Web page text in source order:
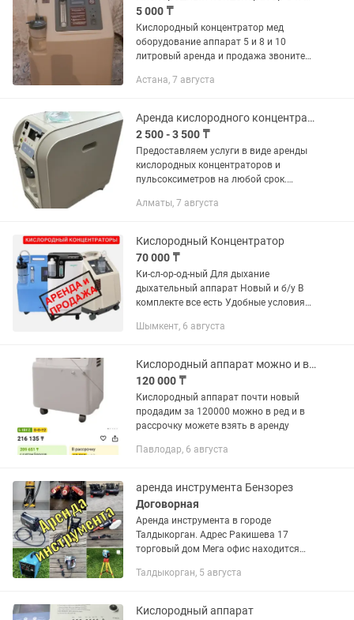
5 000 ₸
Кислородный концентратор мед
оборудование аппарат 5 и 8 и 10
литровый аренда и продажа звоните
Астана, 7 августа
Аренда кислородного концентратора
2 500 - 3 500 ₸
Предоставляем услуги в виде аренды
кислородных концентраторов и
пульсоксиметров на любой срок.
поток от 85% до 98%. 5 литров и 6
Алматы, 7 августа
Кислородный Концентратор
70 000 ₸
Ки-сл-ор-од-ный Для дыхание
дыхательный аппарат Новый и б/у В
комплекте все есть Удобные условия
Подробнее по телефону звоните Ко-нц-
Шымкент, 6 августа
Кислородный аппарат можно и в аренду
120 000 ₸
Кислородный аппарат почти новый
продадим за 120000 можно в ред и в
рассрочку можете взять в аренду
Павлодар, 6 августа
аренда инструмента Бензорез
Договорная
Аренда инструмента в городе
Талдыкорган. Адрес Ракишева 17
торговый дом Мега офис находится
Конаева -Отбойные молотки 7000
Талдыкорган, 5 августа
Кислородный аппарат